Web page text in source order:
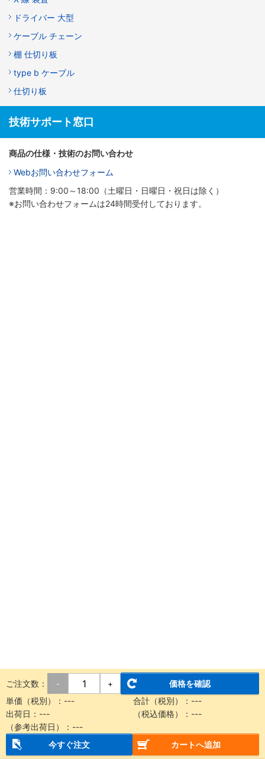
ドライバー 大型
ケーブル チェーン
棚 仕切り板
type b ケーブル
仕切り板
技術サポート窓口
商品の仕様・技術のお問い合わせ
Webお問い合わせフォーム
営業時間：9:00～18:00（土曜日・日曜日・祝日は除く）
※お問い合わせフォームは24時間受付しております。
ご注文数： - +
価格を確認
単価（税別）： --- 合計（税別）： ---
出荷日： --- （税込価格）： ---
（参考出荷日）： ---
今すぐ注文
カートへ追加